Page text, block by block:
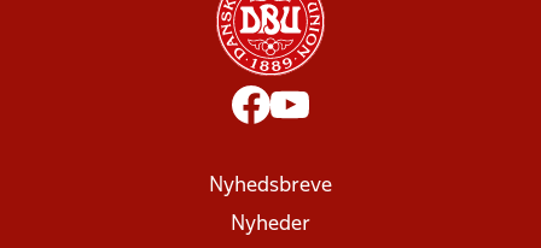
Nyhedsbreve
Nyheder